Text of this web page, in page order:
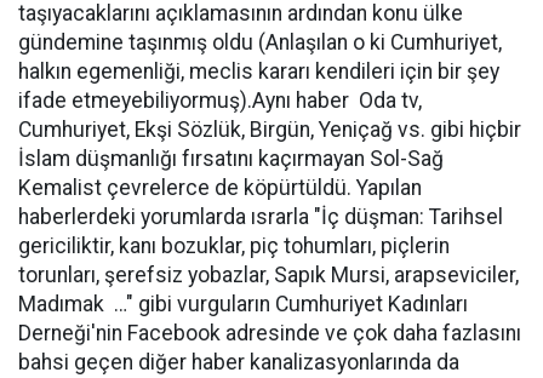
taşıyacaklarını açıklamasının ardından konu ülke
gündemine taşınmış oldu (Anlaşılan o ki Cumhuriyet,
halkın egemenliği, meclis kararı kendileri için bir şey
ifade etmeyebiliyormuş).Aynı haber Oda tv,
Cumhuriyet, Ekşi Sözlük, Birgün, Yeniçağ vs. gibi hiçbir
İslam düşmanlığı fırsatını kaçırmayan Sol-Sağ
Kemalist çevrelerce de köpürtüldü. Yapılan
haberlerdeki yorumlarda ısrarla "İç düşman: Tarihsel
gericiliktir, kanı bozuklar, piç tohumları, piçlerin
torunları, şerefsiz yobazlar, Sapık Mursi, arapseviciler,
Madımak …" gibi vurguların Cumhuriyet Kadınları
Derneği'nin Facebook adresinde ve çok daha fazlasını
bahsi geçen diğer haber kanalizasyonlarında da